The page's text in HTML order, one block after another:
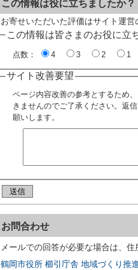
この情報は役に立ちましたか？
お寄せいただいた評価はサイト運営
この情報は皆さまのお役に立
点数： 4 3 2 1
サイト改善要望
ページ内容改善の参考とするため
きませんのでご了承ください。返
願いします。
お問合わせ
メールでの回答が必要な場合は、
鶴岡市役所 櫛引庁舎 地域づくり推